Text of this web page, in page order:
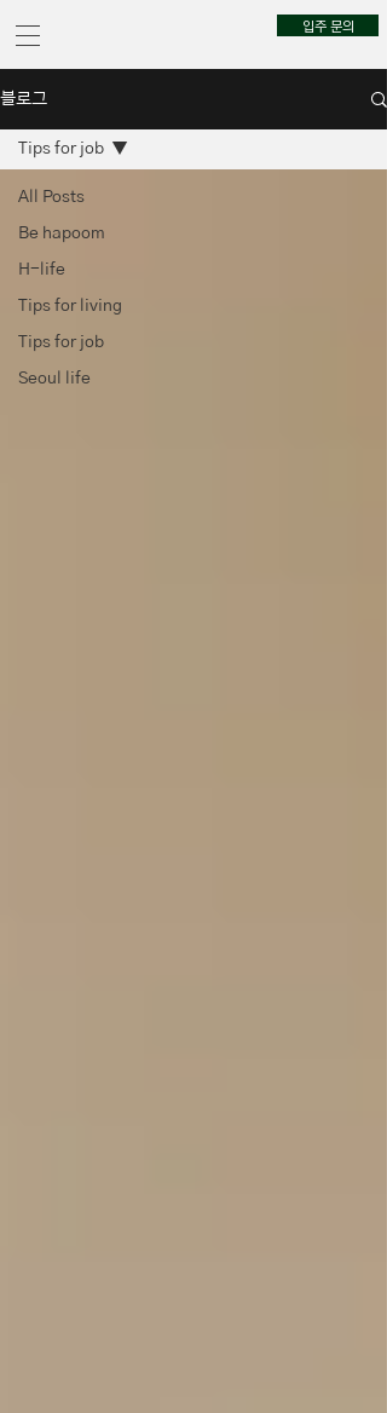
입주 문의
블로그
All Posts
Be hapoom
H-life
Tips for living
Tips for job
Seoul life
Tips for job